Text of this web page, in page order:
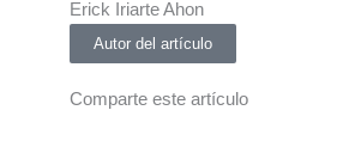
Erick Iriarte Ahon
Autor del artículo
Comparte este artículo